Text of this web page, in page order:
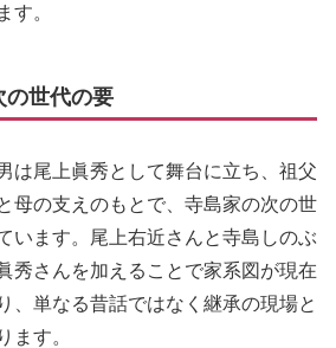
す。
の世代の要
は尾上眞秀として舞台に立ち、祖父
母の支えのもとで、寺島家の次の世
います。尾上右近さんと寺島しのぶ
秀さんを加えることで家系図が現在
、単なる昔話ではなく継承の現場と
ます。